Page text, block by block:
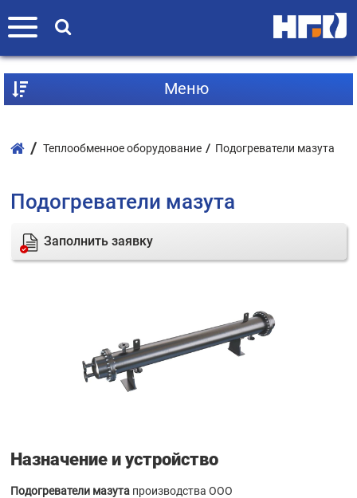
Mеню
Теплообменное оборудование Подогреватели мазута
Подогреватели мазута
Заполнить заявку
Назначение и устройство
Подогреватели мазута производства ООО